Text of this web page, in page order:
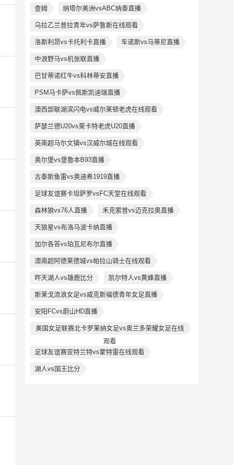
查姆 纳塔尔美洲vsABC纳泰直播
乌拉乙兰普拉青年vs萨鲁斯在线观看
洛斯利昂vs卡托利卡直播 车诺斯vs马蒂尼直播
中浪野马vs机张联直播
巴甘蒂诺红牛vs科林蒂安直播
PSM马卡萨vs佩斯凯迪瑞直播
澳西部联湖滨闪电vs威尔莱顿老虎在线观看
萨瑟兰德U20vs萊卡特老虎U20直播
英南超马尔文镇vs汉威尔城在线观看
奥尔堡vs堡魯本B93直播
古泰斯鱼雷vs奥迪希1919直播
足球友谊赛卡坦萨罗vsFC天堂在线观看
森林狼vs76人直播 禾克索普vs迈克拉奥直播
天狼星vs布洛马波卡纳直播
加尔各答vs珀瓦尼布尔直播
澳南超阿德莱德城vs帕拉山骑士在线观看
昨天湖人vs雄鹿比分 凯尔特人vs黄蜂直播
斯莱戈流浪女足vs威克斯福德青年女足直播
安阳FCvs蔚山HD直播
美国女足联赛北卡罗莱纳女足vs奥兰多荣耀女足在线
观看
足球友谊赛亚特兰特vs蒙特雷在线观看
湖人vs国王比分